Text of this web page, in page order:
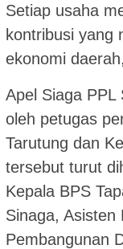
Setiap usaha
kontribusi yang
ekonomi
Apel Siaga PPL
oleh petugas
Tarutung dan
tersebut turut
Kepala BPS
Sinaga, Asisten
Pembangunan